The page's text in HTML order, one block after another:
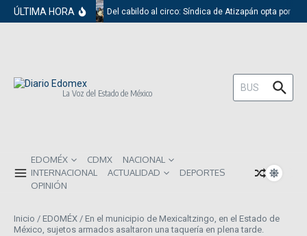
Saltar al contenido
ÚLTIMA HORA Del cabildo al circo: Síndica de Atizapán opta por el
La Voz del Estado de México
Buscar:
EDOMÉX CDMX
NACIONAL
INTERNACIONAL
ACTUALIDAD
DEPORTES
OPINIÓN
Inicio / EDOMÉX / En el municipio de Mexicaltzingo, en el Estado de
México, sujetos armados asaltaron una taquería en plena tarde.